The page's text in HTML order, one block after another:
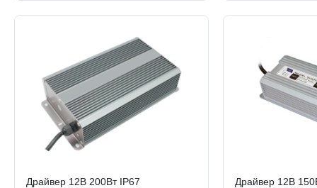
Драйвер 12В 200Вт IP67
Драйвер 12В